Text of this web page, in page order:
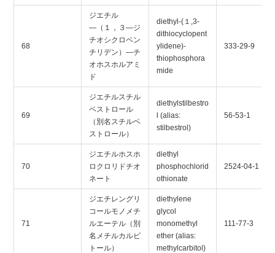
68
ジエチル
―（１，３―ジ
チオシクロペン
チリデン）―チ
オホスホルアミ
ド
diethyl-(１,3-
dithiocyclopent
ylidene)-
thiophosphora
mide
333-29-9
69
ジエチルスチル
ベストロール
（別名スチルベ
ストロール）
diethylstilbestro
l (alias:
stilbestrol)
56-53-1
70
ジエチルホスホ
ロクロリドチオ
ネート
diethyl
phosphochlorid
othionate
2524-04-1
71
ジエチレングリ
コールモノメチ
ルエーテル（別
名メチルカルビ
トール）
diethylene
glycol
monomethyl
ether (alias:
methylcarbitol)
111-77-3